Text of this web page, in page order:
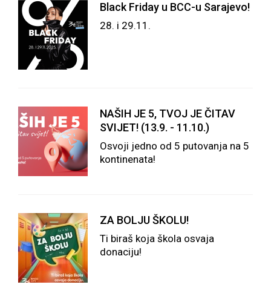
Black Friday u BCC-u Sarajevo!
28. i 29.11.
NAŠIH JE 5, TVOJ JE ČITAV
SVIJET! (13.9. - 11.10.)
Osvoji jedno od 5 putovanja na 5
kontinenata!
ZA BOLJU ŠKOLU!
Ti biraš koja škola osvaja
donaciju!